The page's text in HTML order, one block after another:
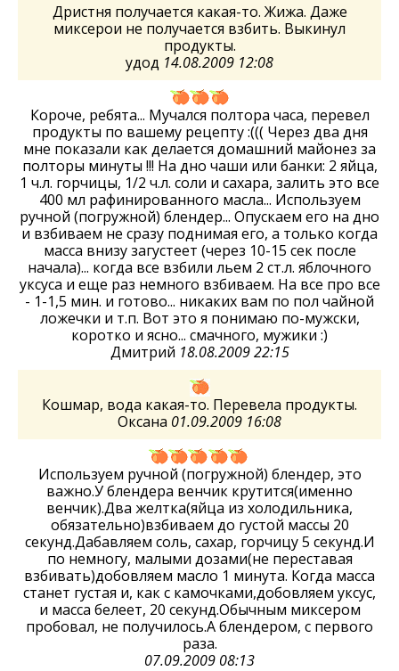
Дристня получается какая-то. Жижа. Даже
миксерои не получается взбить. Выкинул
продукты.
удод 14.08.2009 12:08
Короче, ребята... Мучался полтора часа, перевел
продукты по вашему рецепту :((( Через два дня
мне показали как делается домашний майонез за
полторы минуты !!! На дно чаши или банки: 2 яйца,
1 ч.л. горчицы, 1/2 ч.л. соли и сахара, залить это все
400 мл рафинированного масла... Используем
ручной (погружной) блендер... Опускаем его на дно
и взбиваем не сразу поднимая его, а только когда
масса внизу загустеет (через 10-15 сек после
начала)... когда все взбили льем 2 ст.л. яблочного
уксуса и еще раз немного взбиваем. На все про все
- 1-1,5 мин. и готово... никаких вам по пол чайной
ложечки и т.п. Вот это я понимаю по-мужски,
коротко и ясно... смачного, мужики :)
Дмитрий 18.08.2009 22:15
Кошмар, вода какая-то. Перевела продукты.
Оксана 01.09.2009 16:08
Используем ручной (погружной) блендер, это
важно.У блендера венчик крутится(именно
венчик).Два желтка(яйца из холодильника,
обязательно)взбиваем до густой массы 20
секунд.Дабавляем соль, сахар, горчицу 5 секунд.И
по немногу, малыми дозами(не переставая
взбивать)добовляем масло 1 минута. Когда масса
станет густая и, как с камочками,добовляем уксус,
и масса белеет, 20 секунд.Обычным миксером
пробовал, не получилось.А блендером, с первого
раза.
07.09.2009 08:13